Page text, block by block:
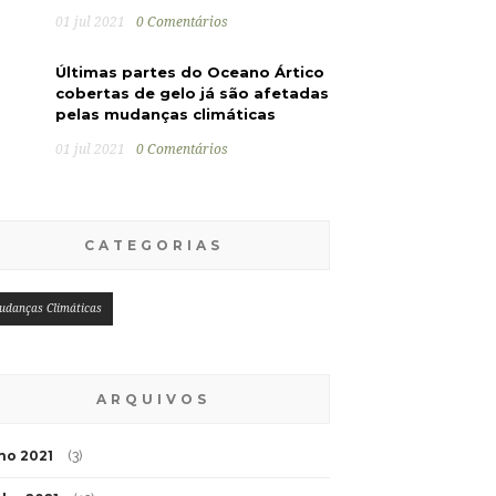
01 jul 2021 0 Comentários
Últimas partes do Oceano Ártico
cobertas de gelo já são afetadas
pelas mudanças climáticas
01 jul 2021 0 Comentários
CATEGORIAS
Climáticas
ARQUIVOS
2021 (3)